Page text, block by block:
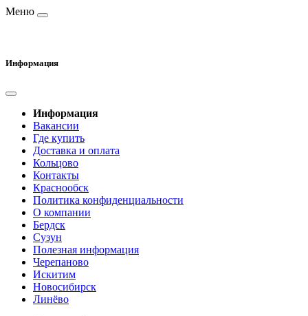
Меню
Информация
Информация
Вакансии
Где купить
Доставка и оплата
Кольцово
Контакты
Краснообск
Политика конфиденциальности
О компании
Бердск
Сузун
Полезная информация
Черепаново
Искитим
Новосибирск
Линёво